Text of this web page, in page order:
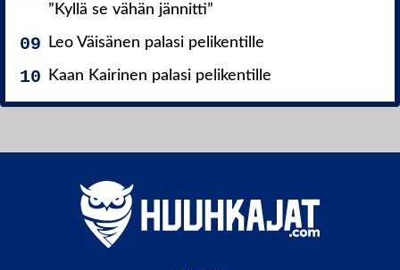
”Kyllä se vähän jännitti”
Leo Väisänen palasi pelikentille
Kaan Kairinen palasi pelikentille